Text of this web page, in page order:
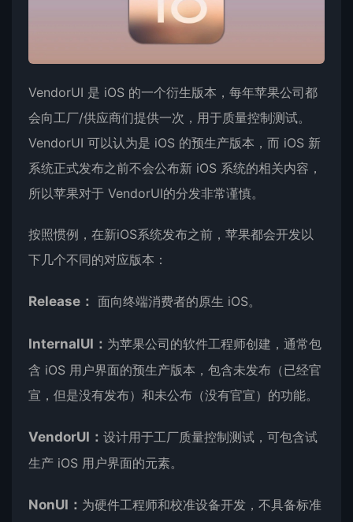
VendorUI 是 iOS 的一个衍生版本，每年苹果公司都
会向工厂/供应商们提供一次，用于质量控制测试。
VendorUI 可以认为是 iOS 的预生产版本，而 iOS 新
系统正式发布之前不会公布新 iOS 系统的相关内容，
所以苹果对于 VendorUI的分发非常谨慎。
按照惯例，在新iOS系统发布之前，苹果都会开发以
下几个不同的对应版本：
Release： 面向终端消费者的原生 iOS。
InternalUI： 为苹果公司的软件工程师创建，通常包
含 iOS 用户界面的预生产版本，包含未发布（已经官
宣，但是没有发布）和未公布（没有官宣）的功能。
VendorUI： 设计用于工厂质量控制测试，可包含试
生产 iOS 用户界面的元素。
NonUI： 为硬件工程师和校准设备开发，不具备标准